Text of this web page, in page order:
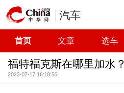
汽车
首页 文章 选车
福特福克斯在哪里加水？
2023-07-17 16:18:55